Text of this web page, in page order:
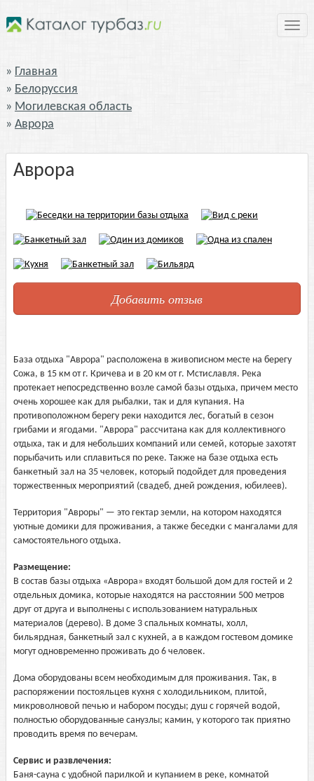
Главная
Белоруссия
Могилевская область
Аврора
Аврора
Добавить отзыв
База отдыха "Аврора" расположена в живописном месте на берегу
Сожа, в 15 км от г. Кричева и в 20 км от г. Мстиславля. Река
протекает непосредственно возле самой базы отдыха, причем место
очень хорошее как для рыбалки, так и для купания. На
противоположном берегу реки находится лес, богатый в сезон
грибами и ягодами. "Аврора" рассчитана как для коллективного
отдыха, так и для небольших компаний или семей, которые захотят
порыбачить или сплавиться по реке. Также на базе отдыха есть
банкетный зал на 35 человек, который подойдет для проведения
торжественных мероприятий (свадеб, дней рождения, юбилеев).
Территория "Авроры" — это гектар земли, на котором находятся
уютные домики для проживания, а также беседки с мангалами для
самостоятельного отдыха.
Размещение:
В состав базы отдыха «Аврора» входят большой дом для гостей и 2
отдельных домика, которые находятся на расстоянии 500 метров
друг от друга и выполнены с использованием натуральных
материалов (дерево). В доме 3 спальных комнаты, холл,
бильярдная, банкетный зал с кухней, а в каждом гостевом домике
могут одновременно проживать до 6 человек.
Дома оборудованы всем необходимым для проживания. Так, в
распоряжении постояльцев кухня с холодильником, плитой,
микроволновой печью и набором посуды; душ с горячей водой,
полностью оборудованные санузлы; камин, у которого так приятно
проводить время по вечерам.
Сервис и развлечения:
Баня-сауна с удобной парилкой и купанием в реке, комнатой